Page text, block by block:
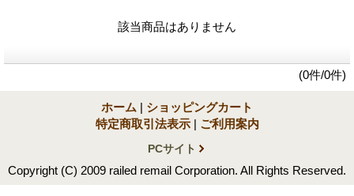
該当商品はありません
(0件/0件)
ホーム | ショッピングカート
特定商取引法表示 | ご利用案内
PCサイト
Copyright (C) 2009 railed remail Corporation. All Rights Reserved.